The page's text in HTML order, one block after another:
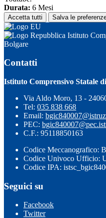
Durata: 6 Mesi
Accetta tutti Salva le
Istituto
Bolgare
Contatti
Istituto Comprensivo Statale
Via Aldo Moro, 13 -
Tel: 035 838 668
Email:
PEC:
C.F.: 95118850163
Codice Meccanografico:
Codice Univoco Ufficio:
Codice IPA:
Seguici su
Facebook
Twitter